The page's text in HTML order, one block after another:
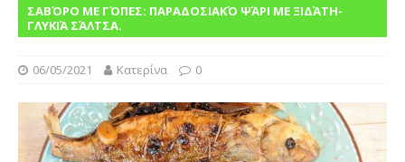
ΣΑΒΌΡΟ ΜΕ ΓΌΠΕΣ: ΠΑΡΑΔΟΣΙΑΚΌ ΨΆΡΙ ΜΕ ΞΙΔΆΤΗ-
ΓΛΥΚΙΆ ΣΆΛΤΣΑ.
06/05/2021 Κατερίνα 0